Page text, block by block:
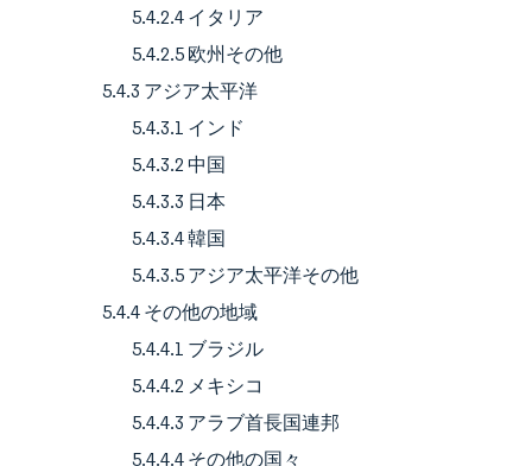
5.4.2.4 イタリア
5.4.2.5 欧州その他
5.4.3 アジア太平洋
5.4.3.1 インド
5.4.3.2 中国
5.4.3.3 日本
5.4.3.4 韓国
5.4.3.5 アジア太平洋その他
5.4.4 その他の地域
5.4.4.1 ブラジル
5.4.4.2 メキシコ
5.4.4.3 アラブ首長国連邦
5.4.4.4 その他の国々